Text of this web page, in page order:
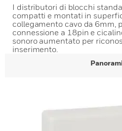
I distributori di blocchi
compatti e montati in
collegamento cavo da 6mm,
connessione a 18pin e
sonoro aumentato per
inserimento.